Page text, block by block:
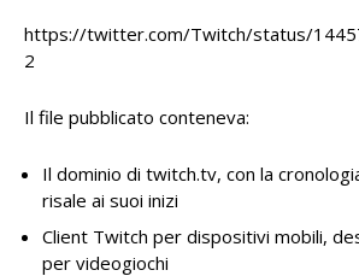
https://twitter.com/Twitch/status/
2
Il file pubblicato conteneva:
Il dominio di twitch.tv, con la
risale ai suoi inizi
Client Twitch per dispositivi mobili,
per videogiochi